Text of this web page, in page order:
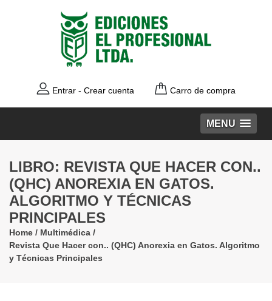
Entrar - Crear cuenta Carro de compra
MENU
LIBRO: REVISTA QUE HACER CON..
(QHC) ANOREXIA EN GATOS.
ALGORITMO Y TÉCNICAS
PRINCIPALES
Home / Multimédica /
Revista Que Hacer con.. (QHC) Anorexia en Gatos. Algoritmo
y Técnicas Principales